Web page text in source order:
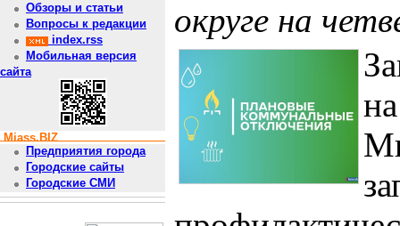
Обзоры и статьи
Вопросы к редакции
index.rss
Мобильная версия
сайта
Miass.BIZ
Предприятия города
Городские сайты
Городские СМИ
округе на